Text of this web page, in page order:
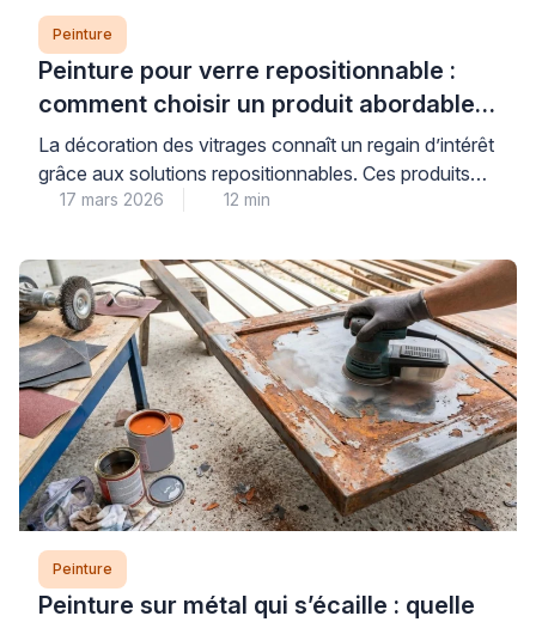
Peinture
Peinture pour verre repositionnable :
comment choisir un produit abordable
et de qualité
La décoration des vitrages connaît un regain d’intérêt
grâce aux solutions repositionnables. Ces produits
permettent de personnaliser fenêtres et miroirs sans
recherchent des alternatives économiques aux
vitraux traditionnels. Les peintures pour verre offrent
cette flexibilité tout en préservant la luminosité
naturelle. Cependant, le choix du bon produit
nécessite une compréhension des […]
17 mars 2026 12 min
Peinture
Peinture sur métal qui s’écaille : quelle